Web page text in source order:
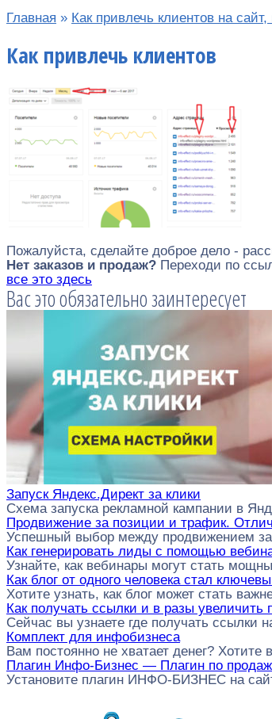
Главная » Как привлечь клиентов на
Как привлечь клиентов
Пожалуйста, сделайте доброе дело -
Нет заказов и продаж? Переходи по
все это здесь
Вас это обязательно заинтересует
Запуск Яндекс.Директ за клики
Схема запуска рекламной кампании в
Продвижение за позиции и трафик.
Успешный выбор между продвижением
Как генерировать лиды с помощью
Узнайте, как вебинары могут стать
Как блог от одного человека стал
Хотите узнать, как блог может стать
Как получать ссылки и в разы увеличить
Сейчас вы узнаете где получать ссылки
Комплект для инфобизнеса
Вам постоянно не хватает денег? Хотите
Плагин Инфо-Бизнес — Плагин по
Установите плагин ИНФО-БИЗНЕС на